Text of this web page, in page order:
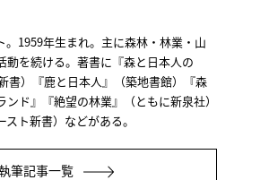
。1959年生まれ。主に森林・林業・山
動を続ける。著書に『森と日本人の
書）『鹿と日本人』（築地書館）『森
ンド』『絶望の林業』（ともに新泉社）
スト新書）などがある。
筆記事一覧